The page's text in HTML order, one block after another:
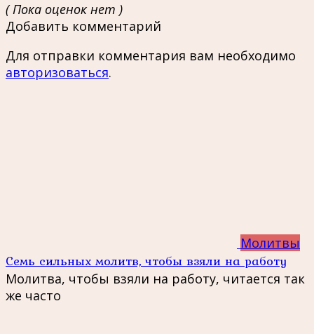
( Пока оценок нет )
Добавить комментарий
Для отправки комментария вам необходимо
авторизоваться.
Молитвы
Семь сильных молитв, чтобы взяли на работу
Молитва, чтобы взяли на работу, читается так
же часто